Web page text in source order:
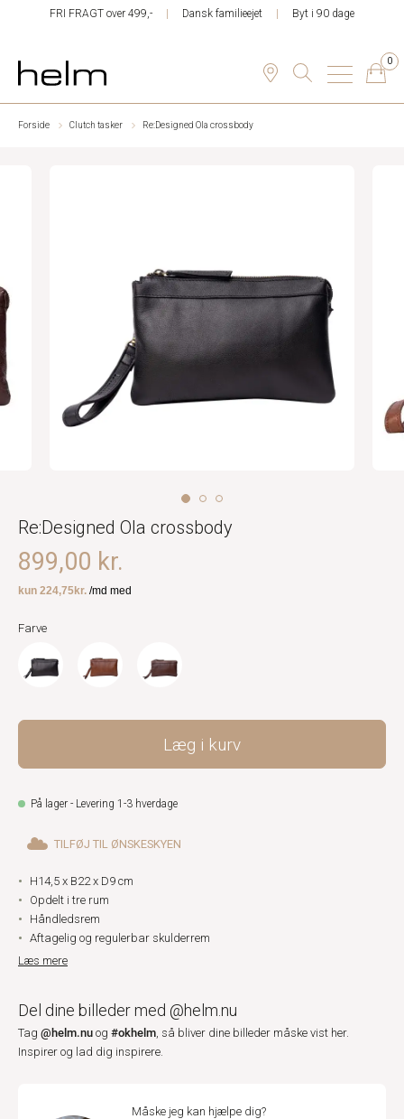
FRI FRAGT over 499,- Dansk familieejet Byt i 90 dage
0
Forside Clutch tasker Re:Designed Ola crossbody
Re:Designed Ola crossbody
899,00 kr.
Farve
Læg i kurv
På lager - Levering 1-3 hverdage
TILFØJ TIL ØNSKESKYEN
H14,5 x B22 x D9 cm
Opdelt i tre rum
Håndledsrem
Aftagelig og regulerbar skulderrem
Læs mere
Del dine billeder med @helm.nu
Tag @helm.nu og #okhelm, så bliver dine billeder måske vist her.
Inspirer og lad dig inspirere.
Måske jeg kan hjælpe dig?